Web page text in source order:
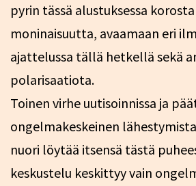
pyrin tässä alustuksessa
moninaisuutta, avaamaan eri
ajattelussa tällä hetkellä sekä
polarisaatiota.
Toinen virhe uutisoinnissa ja
ongelmakeskeinen
nuori löytää itsensä tästä
keskustelu keskittyy vain